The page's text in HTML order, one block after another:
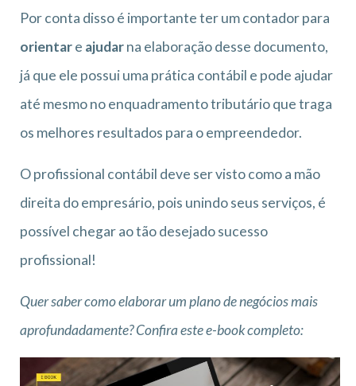
Por conta disso é importante ter um contador para
orientare ajudarna elaboração desse documento,
já que ele possui uma prática contábil e pode ajudar
até mesmo no enquadramento tributário que traga
os melhores resultados para o empreendedor.
O profissional contábil deve ser visto como a mão
direita do empresário, pois unindo seus serviços, é
possível chegar ao tão desejado sucesso
profissional!
Quer saber como elaborar um plano de negócios mais
aprofundadamente? Confira este e-book completo: